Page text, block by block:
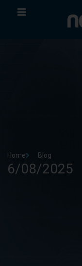
Home Blog
6/08/2025